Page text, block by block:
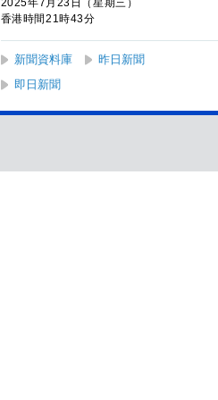
2025年7月23日（星期三）
香港時間21時43分
新聞資料庫 昨日新聞
即日新聞